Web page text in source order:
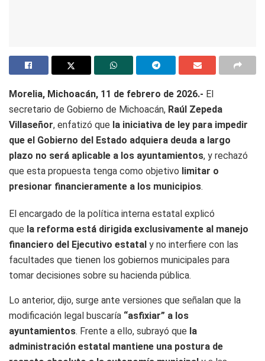
Morelia, Michoacán, 11 de febrero de 2026.- El
secretario de Gobierno de Michoacán, Raúl Zepeda
Villaseñor, enfatizó que la iniciativa de ley para impedir
que el Gobierno del Estado adquiera deuda a largo
plazo no será aplicable a los ayuntamientos, y rechazó
que esta propuesta tenga como objetivo limitar o
presionar financieramente a los municipios.
El encargado de la política interna estatal explicó
que la reforma está dirigida exclusivamente al manejo
financiero del Ejecutivo estatal y no interfiere con las
facultades que tienen los gobiernos municipales para
tomar decisiones sobre su hacienda pública.
Lo anterior, dijo, surge ante versiones que señalan que la
modificación legal buscaría “asfixiar” a los
ayuntamientos. Frente a ello, subrayó que la
administración estatal mantiene una postura de